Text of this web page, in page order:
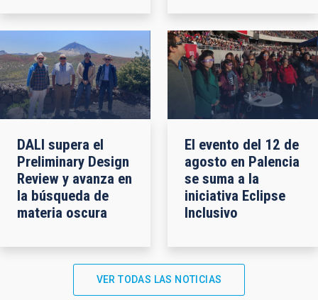
DALI supera el
Preliminary Design
Review y avanza en
la búsqueda de
materia oscura
El evento del 12 de
agosto en Palencia
se suma a la
iniciativa Eclipse
Inclusivo
VER TODAS LAS NOTICIAS